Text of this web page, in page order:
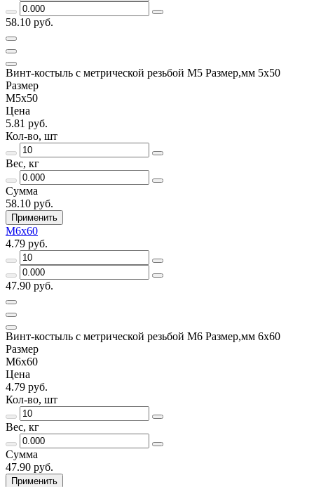
58.10 руб.
Винт-костыль с метрической резьбой М5 Размер,мм 5х50
Размер
М5х50
Цена
5.81 руб.
Кол-во, шт
Вес, кг
Сумма
58.10 руб.
Применить
М6х60
4.79 руб.
47.90 руб.
Винт-костыль с метрической резьбой М6 Размер,мм 6х60
Размер
М6х60
Цена
4.79 руб.
Кол-во, шт
Вес, кг
Сумма
47.90 руб.
Применить